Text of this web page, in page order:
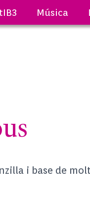
Música
i base de